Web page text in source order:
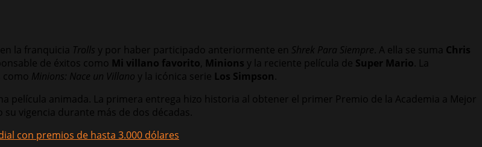
la franquicia Trolls y por haber participado anteriormente en Shrek Para Siempre. A ella se suma Chris
de éxitos como Mi villano favorito, Minions y la reciente película de Super Mario. La
Minions: Nace un Villano y la icónica serie Los Simpson.
película animada. La primera entrega hizo historia al obtener el primer Premio de la Academia a Mejor
vigencia durante más de dos décadas.
con premios de hasta 3.000 dólares